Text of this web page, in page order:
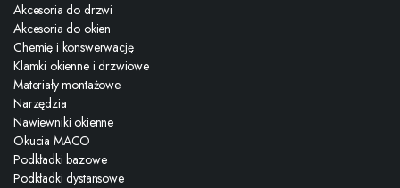
Akcesoria do drzwi
Akcesoria do okien
Chemię i konswerwację
Klamki okienne i drzwiowe
Materiały montażowe
Narzędzia
Nawiewniki okienne
Okucia MACO
Podkładki bazowe
Podkładki dystansowe